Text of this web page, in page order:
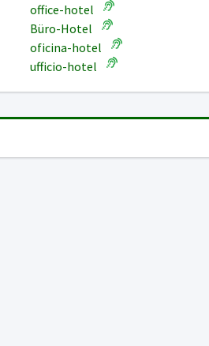
office-hotel
Büro-Hotel
oficina-hotel
ufficio-hotel